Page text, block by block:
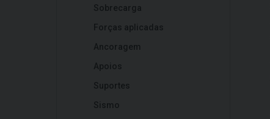
Sobrecarga
Forças aplicadas
Ancoragem
Apoios
Suportes
Sismo